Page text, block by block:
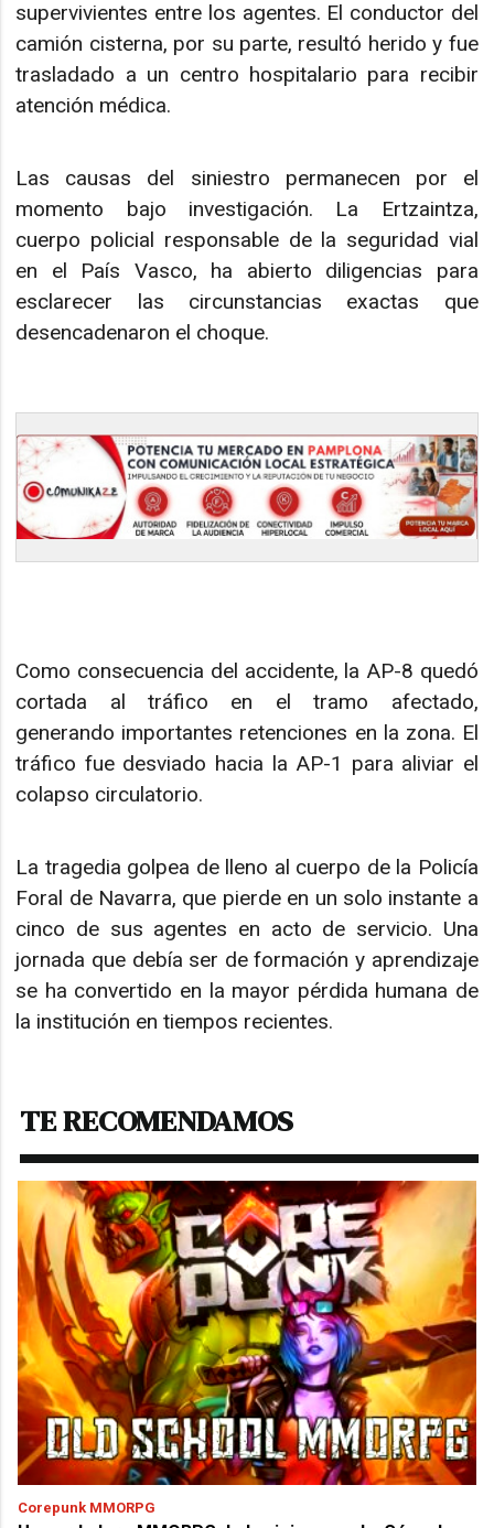
supervivientes entre los agentes. El conductor del
camión cisterna, por su parte, resultó herido y fue
trasladado a un centro hospitalario para recibir
atención médica.
Las causas del siniestro permanecen por el
momento bajo investigación. La Ertzaintza,
cuerpo policial responsable de la seguridad vial
en el País Vasco, ha abierto diligencias para
esclarecer las circunstancias exactas que
desencadenaron el choque.
Como consecuencia del accidente, la AP-8 quedó
cortada al tráfico en el tramo afectado,
generando importantes retenciones en la zona. El
tráfico fue desviado hacia la AP-1 para aliviar el
colapso circulatorio.
La tragedia golpea de lleno al cuerpo de la Policía
Foral de Navarra, que pierde en un solo instante a
cinco de sus agentes en acto de servicio. Una
jornada que debía ser de formación y aprendizaje
se ha convertido en la mayor pérdida humana de
la institución en tiempos recientes.
TE RECOMENDAMOS
Corepunk MMORPG